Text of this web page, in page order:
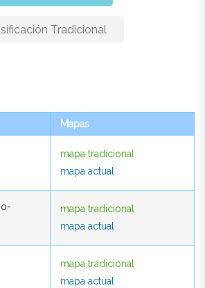
Tradicional
Mapas
mapa tradicional
mapa actual
mapa tradicional
mapa actual
mapa tradicional
mapa actual
Mapas
mapa actual
mapa actual
mapa actual